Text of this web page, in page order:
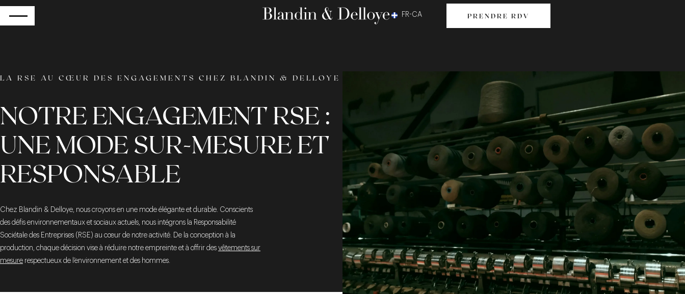
FR-CA PRENDRE RDV
PRENDRE RDV
LA RSE AU CŒUR DES ENGAGEMENTS CHEZ BLANDIN & DELLOYE
NOTRE ENGAGEMENT RSE :
UNE MODE SUR-MESURE ET
RESPONSABLE
Chez Blandin & Delloye, nous croyons en une mode élégante et durable. Conscients
des défis environnementaux et sociaux actuels, nous intégrons la Responsabilité
Sociétale des Entreprises (RSE) au cœur de notre activité. De la conception à la
production, chaque décision vise à réduire notre empreinte et à offrir des vêtements sur
mesure respectueux de l’environnement et des hommes.